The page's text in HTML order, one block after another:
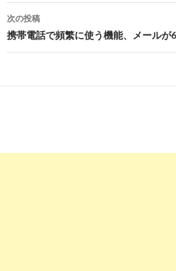
ナ
ビ
ゲ
ー
ン
次の投稿
携帯電話で頻繁に使う機能、メールが